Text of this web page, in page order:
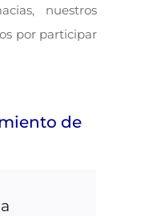
nuestros
por participar
de